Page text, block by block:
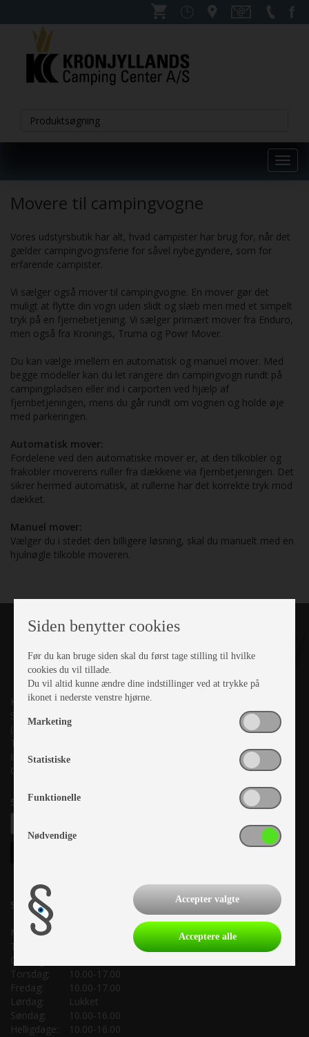
Movere til campingvogne
Vores udstyrsbutik har alt, hvad campister har brug for, når det
gælder campingvognsferie for såvel nybegyndere, som for
erfarende campister.
Vi sælger også mover til campingvogne. En mover gør det
muligt at flytte din vogn uden slidt og slæb men med et simpelt
tryk på en fjernebetjening. Vi sælger primært mover fra Enduro,
men også fra Kronings, Truma og Powr Mover.
Du kan vælge imellem en automatisk og manuel mover. Med
begge modeller kan du let rangere din campingvogn rundt på
campingpladsen eller ind i carporten ved hjælp af
fjernbetjeningen, mens du går rundt om vognen og holde øje
med parkeringen.
Automatisk mover:
Fordelene ved den automatiske mover er, at den tilkobler og
frakobler moverens ruller fra dækkene via fjernbetjeningen. Det
sikrer hermed automatisk, at rullerne har det korrekte tryk mod
dækket.
Manuel mover:
Vælger du i stedet den billigere løsning, skal du manuelt med en
hjulnøgle tilkoble moveren.
Kronjyllands Camping Center A/S
Suderholmen 10, 8960 Randers SØ
(Lige ud til Grenåvej)
Tlf. +45 87 10 98 70
Info@as-kcc.dk
CVR: 33 38 77 33
Samtykke til nyhedsbrev
Salgsafdeling:
Mandag:
Tirsdag:
Onsdag:
Torsdag:
10.00-17.00
Fredag:
10.00-17.00
Lørdag:
Lukket
Søndag:
10.00-16.00
Helligdage:
10.00-16.00
Siden benytter cookies
Før du kan bruge siden skal du først tage stilling til hvilke
cookies du vil tillade.
Du vil altid kunne ændre dine indstillinger ved at trykke på
ikonet i nederste venstre hjørne.
Marketing
Statistiske
Funktionelle
Nødvendige
Accepter valgte
Acceptere alle